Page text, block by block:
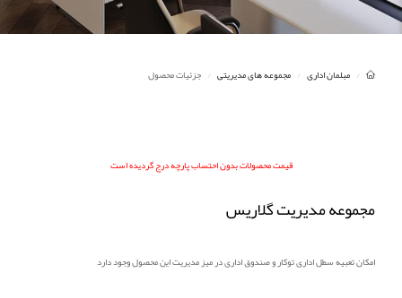
مبلمان اداری مجموعه های مدیریتی جزئیات محصول
قیمت محصولات بدون احتساب پارچه درج گردیده است
مجموعه مدیریت گلاریس
امکان تعبیه سطل اداری توکار و صندوق اداری در میز مدیریت این محصول وجود دارد